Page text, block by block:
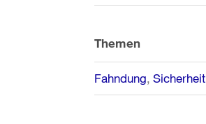
Themen
Fahndung Sicherheit